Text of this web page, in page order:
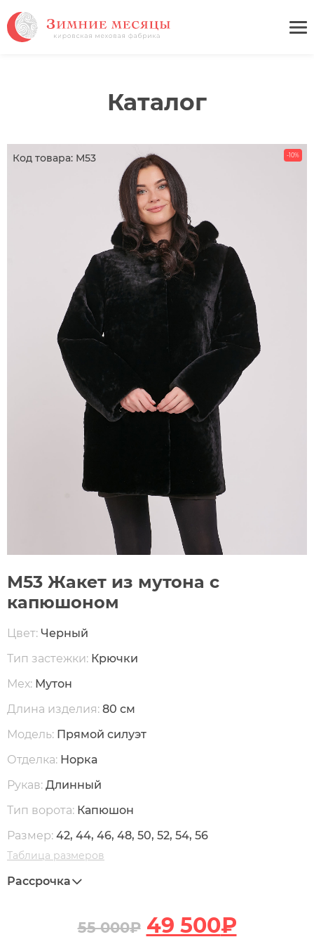
Каталог
Код товара: М53 -10%
М53 Жакет из мутона с
капюшоном
Цвет: Черный
Тип застежки: Крючки
Мех: Мутон
Длина изделия: 80 см
Модель: Прямой силуэт
Отделка: Норка
Рукав: Длинный
Тип ворота: Капюшон
Размер: 42, 44, 46, 48, 50, 52, 54, 56
Таблица размеров
55 000₽ 49 500₽
Рассрочка